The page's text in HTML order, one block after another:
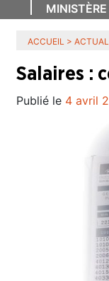
MINISTÈRE
ACCUEIL >
Salaires :
Publié le 4 avril